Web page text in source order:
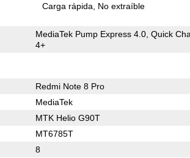
Carga rápida No extraíble
MediaTek Pump Express 4.0, Quick
4+
Redmi Note 8 Pro
MediaTek
MTK Helio G90T
MT6785T
8